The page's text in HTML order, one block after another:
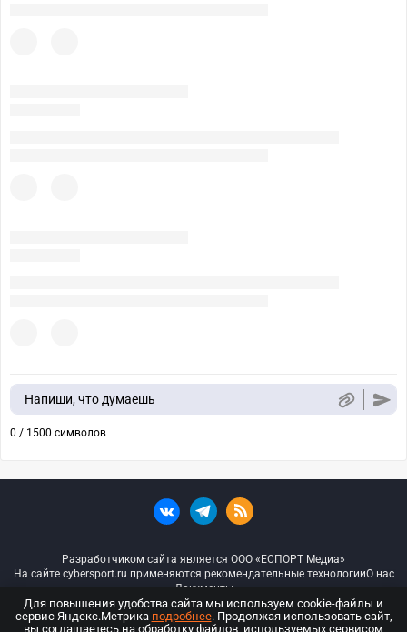
Напиши, что думаешь
0 / 1500 символов
Разработчиком сайта является ООО «ЕСПОРТ Медиа»
На сайте cybersport.ru применяются рекомендательные технологииО нас
Документы
© ООО «Киберспорт.ру» — Все права защищены
Для повышения удобства сайта мы используем cookie-файлы и
сервис Яндекс.Метрика подробнее. Продолжая использовать сайт,
вы соглашаетесь на обработку файлов, используемых сервисом